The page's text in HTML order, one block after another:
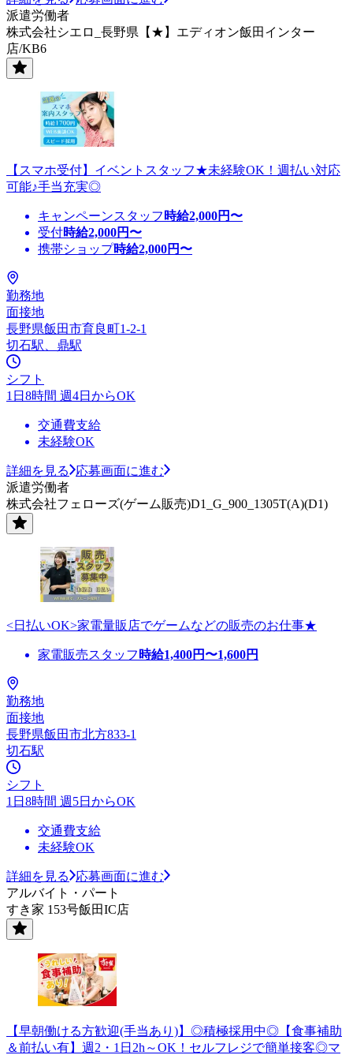
派遣労働者
株式会社シエロ_長野県【★】エディオン飯田インター
店/KB6
【スマホ受付】イベントスタッフ★未経験OK！週払い対応
可能♪手当充実◎
キャンペーンスタッフ 時給2,000円〜
受付時給2,000円〜
携帯ショップ時給2,000円〜
勤務地
面接地
長野県飯田市育良町1-2-1
切石駅、鼎駅
シフト
1日8時間 週4日からOK
交通費支給
未経験OK
詳細を見る
応募画面に進む
派遣労働者
株式会社フェローズ(ゲーム販売)D1_G_900_1305T(A)(D1)
<日払いOK>家電量販店でゲームなどの販売のお仕事★
家電販売スタッフ 時給1,400円〜1,600円
勤務地
面接地
長野県飯田市北方833-1
切石駅
シフト
1日8時間 週5日からOK
交通費支給
未経験OK
詳細を見る
応募画面に進む
アルバイト・パート
すき家 153号飯田IC店
【早朝働ける方歓迎(手当あり)】◎積極採用中◎【食事補助
＆前払い有】週2・1日2h～OK！セルフレジで簡単接客◎マ